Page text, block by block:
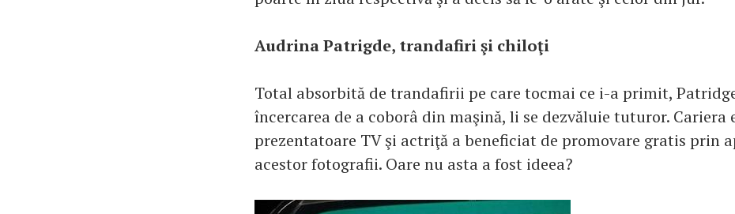
Audrina Patrigde, trandafiri şi chiloţi
Total absorbită de trandafirii pe care tocmai ce i-a primit,
încercarea de a coborâ din maşină, li se dezvăluie tuturor. Cariera
prezentatoare TV şi actriţă a beneficiat de promovare gratis prin
acestor fotografii. Oare nu asta a fost ideea?